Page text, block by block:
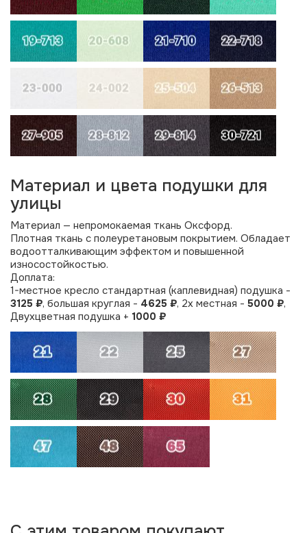
Материал и цвета подушки для
улицы
Материал — непромокаемая ткань Оксфорд.
Плотная ткань с полеуретановым покрытием. Обладает
водоотталкивающим эффектом и повышенной
износостойкостью.
Доплата:
1-местное кресло стандартная (каплевидная) подушка -
3125 ₽, большая круглая - 4625 ₽, 2х местная - 5000 ₽,
Двухцветная подушка + 1000 ₽